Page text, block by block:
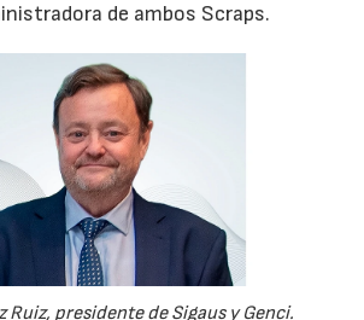
de ambos Scraps.
Ruiz, presidente de Sigaus y Genci.